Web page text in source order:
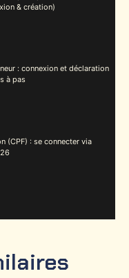
& création)
: connexion et déclaration
à pas
(CPF) : se connecter via